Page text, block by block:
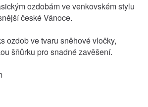
ozdobám ve venkovském stylu
české Vánoce.
ozdob ve tvaru sněhové vločky,
šňůrku pro snadné zavěšení.